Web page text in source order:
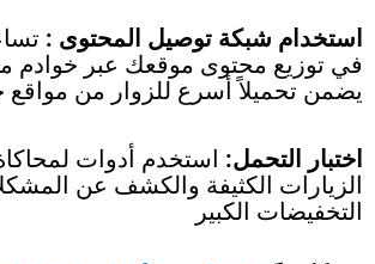
استخدام شبكة توصيل المحتوى :
في توزيع محتوى موقعك عبر خوادم
يضمن تحميلاً أسرع للزوار من مواقع
اختبار التحمل: استخدم أدوات
الزيارات الكثيفة والكشف عن
التخفيضات الكبير